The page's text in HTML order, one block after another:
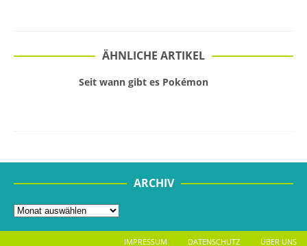
ÄHNLICHE ARTIKEL
Seit wann gibt es Pokémon
ARCHIV
IMPRESSUM DATENSCHUTZ ÜBER UNS